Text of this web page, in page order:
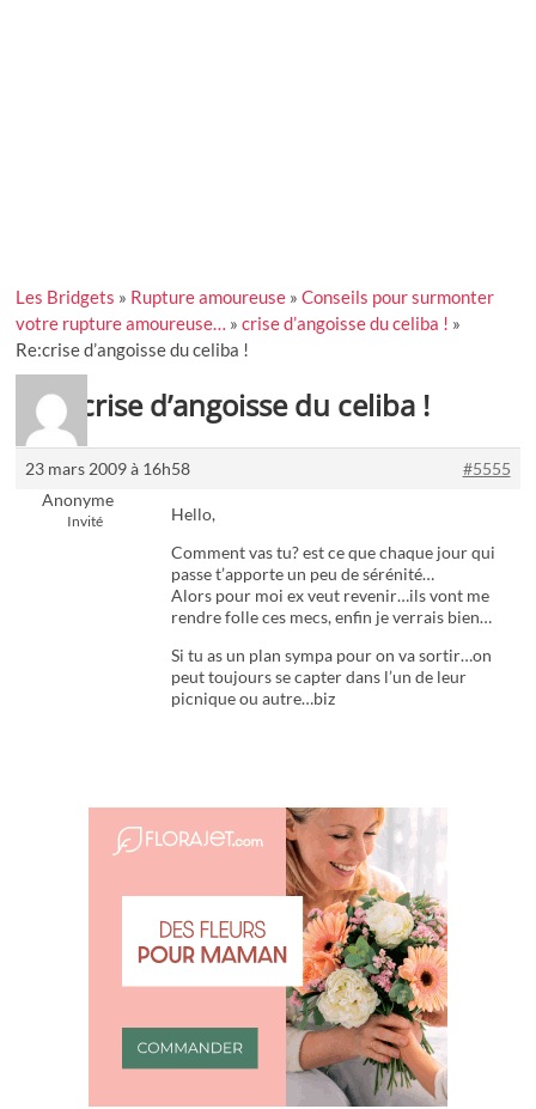
Les Bridgets » Rupture amoureuse »Conseils pour surmonter
votre rupture amoureuse… »crise d’angoisse du celiba ! »
Re:crise d’angoisse du celiba !
Re:crise d’angoisse du celiba !
23 mars 2009 à 16h58
#5555
Anonyme
Invité
Hello,
Comment vas tu? est ce que chaque jour qui
passe t’apporte un peu de sérénité…
Alors pour moi ex veut revenir…ils vont me
rendre folle ces mecs, enfin je verrais bien…
Si tu as un plan sympa pour on va sortir…on
peut toujours se capter dans l’un de leur
picnique ou autre…biz